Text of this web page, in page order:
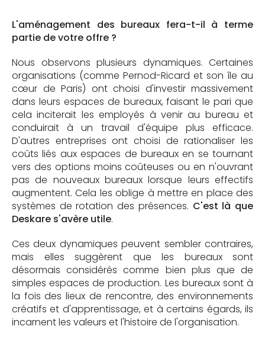
L'aménagement des bureaux fera-t-il à terme
partie de votre offre ?
Nous observons plusieurs dynamiques. Certaines
organisations (comme Pernod-Ricard et son île au
cœur de Paris) ont choisi d'investir massivement
dans leurs espaces de bureaux, faisant le pari que
cela inciterait les employés à venir au bureau et
conduirait à un travail d'équipe plus efficace.
D'autres entreprises ont choisi de rationaliser les
coûts liés aux espaces de bureaux en se tournant
vers des options moins coûteuses ou en n'ouvrant
pas de nouveaux bureaux lorsque leurs effectifs
augmentent. Cela les oblige à mettre en place des
systèmes de rotation des présences. C'est là que
Deskare s'avère utile.
Ces deux dynamiques peuvent sembler contraires,
mais elles suggèrent que les bureaux sont
désormais considérés comme bien plus que de
simples espaces de production. Les bureaux sont à
la fois des lieux de rencontre, des environnements
créatifs et d'apprentissage, et à certains égards, ils
incarnent les valeurs et l'histoire de l'organisation.